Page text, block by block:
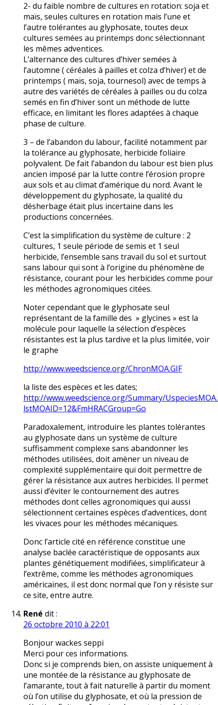
2- du faible nombre de cultures en rotation: soja et
maïs, seules cultures en rotation mais l’une et
l’autre tolérantes au glyphosate, toutes deux
cultures semées au printemps donc sélectionnant
les mêmes adventices.
L’alternance des cultures d’hiver semées à
l’automne ( céréales à pailles et colza d’hiver) et de
printemps ( maïs, soja, tournesol) avec de temps à
autre des variétés de céréales à pailles ou du colza
semés en fin d’hiver sont un méthode de lutte
efficace, en limitant les flores adaptées à chaque
phase de culture.
3 – de l’abandon du labour, facilité notamment par
la tolérance au glyphosate, herbicide foliaire
polyvalent. De fait l’abandon du labour est bien plus
ancien imposé par la lutte contre l’érosion propre
aux sols et au climat d’amérique du nord. Avant le
développement du glyphosate, la qualité du
désherbage était plus incertaine dans les
productions concernées.
C’est la simplification du système de culture : 2
cultures, 1 seule période de semis et 1 seul
herbicide, l’ensemble sans travail du sol et surtout
sans labour qui sont à l’origine du phénomène de
résistance, courant pour les herbicides comme pour
les méthodes agronomiques citées.
Noter cependant que le glyphosate seul
représentant de la famille des » glycines » est la
molécule pour laquelle la sélection d’espèces
résistantes est la plus tardive et la plus limitée, voir
le graphe
http://www.weedscience.org/ChronMOA.GIF
la liste des espèces et les dates;
http://www.weedscience.org/Summary/
lstMOAID=12&FmHRACGroup=Go
Paradoxalement, introduire les plantes tolérantes
au glyphosate dans un système de culture
suffisamment complexe sans abandonner les
méthodes utilisées, doit amèner un niveau de
complexité supplémentaire qui doit permettre de
gérer la résistance aux autres herbicides. Il permet
aussi d’éviter le contournement des autres
méthodes dont celles agronomiques qui aussi
sélectionnent certaines espèces d’adventices, dont
les vivaces pour les méthodes mécaniques.
Donc l’article cité en référence constitue une
analyse baclée caractéristique de opposants aux
plantes génétiquement modifiées, simplificateur à
l’extrême, comme les méthodes agronomiques
américaines, il est donc normal que l’on y résiste sur
ce site, entre autre.
René dit :
26 octobre 2010 à 22:01
Bonjour wackes seppi
Merci pour ces informations.
Donc si je comprends bien, on assiste uniquement à
une montée de la résistance au glyphosate de
l’amarante, tout à fait naturelle à partir du moment
où l’on utilise du glyphosate, et où la pression de